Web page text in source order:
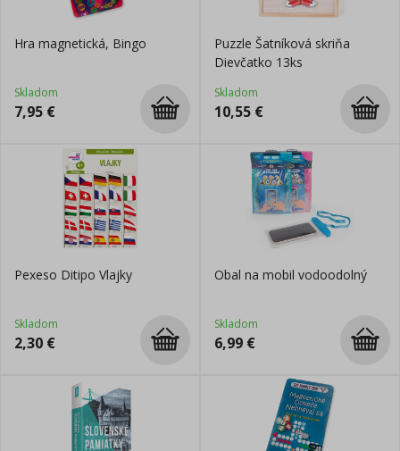
Hra magnetická, Bingo
Skladom
7,95 €
Puzzle Šatníková skriňa
Dievčatko 13ks
Skladom
10,55 €
Pexeso Ditipo Vlajky
Skladom
2,30 €
Obal na mobil vodoodolný
Skladom
6,99 €